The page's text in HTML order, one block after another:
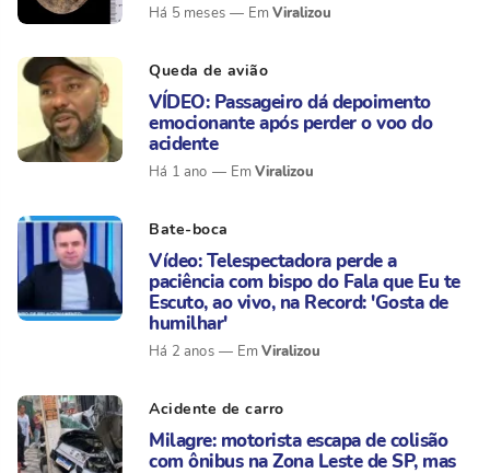
Há 5 meses Viralizou
Queda de avião
VÍDEO: Passageiro dá depoimento
emocionante após perder o voo do
acidente
Há 1 ano Viralizou
Bate-boca
Vídeo: Telespectadora perde a
paciência com bispo do Fala que Eu te
Escuto, ao vivo, na Record: 'Gosta de
humilhar'
Há 2 anos Viralizou
Acidente de carro
Milagre: motorista escapa de colisão
com ônibus na Zona Leste de SP, mas